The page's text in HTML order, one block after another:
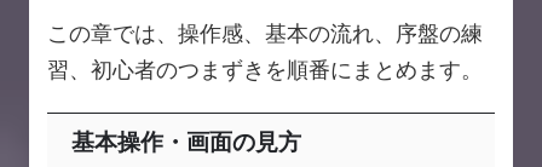
この章では、操作感、基本の流れ、序盤の練
習、初心者のつまずきを順番にまとめます。
基本操作・画面の見方